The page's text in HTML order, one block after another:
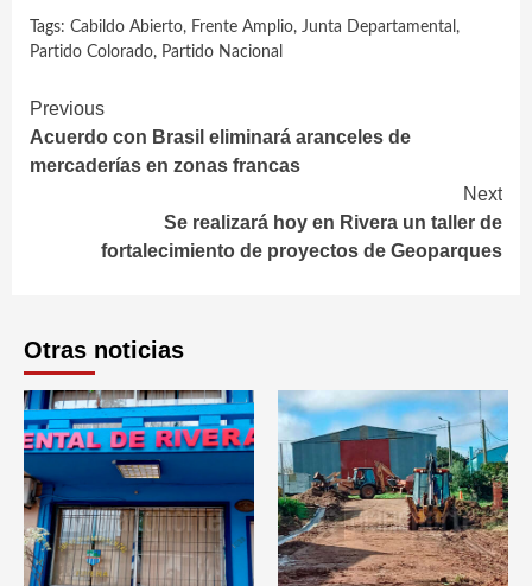
Tags: Cabildo Abierto, Frente Amplio, Junta Departamental ,
Partido Colorado, Partido Nacional
Continue
Reading
Previous
Acuerdo con Brasil eliminará aranceles de
mercaderías en zonas francas
Next
Se realizará hoy en Rivera un taller de
fortalecimiento de proyectos de Geoparques
Otras noticias